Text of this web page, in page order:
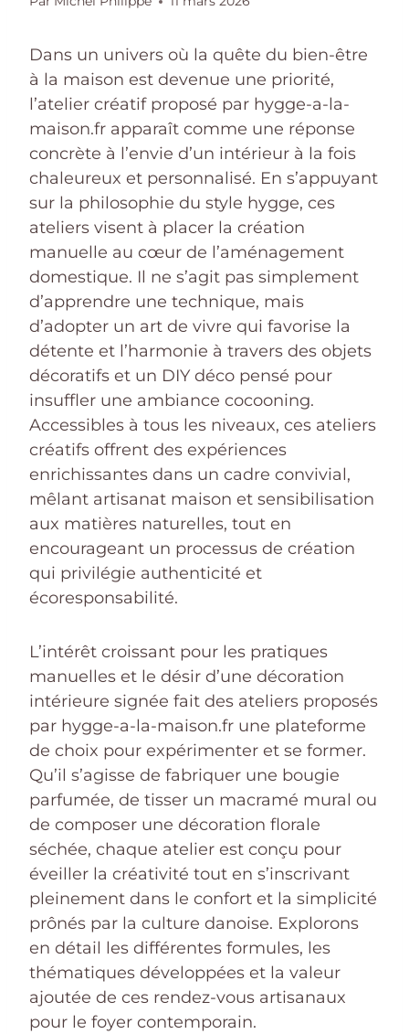
Dans un univers où la quête du bien-être
à la maison est devenue une priorité,
l’atelier créatif proposé par hygge-a-la-
maison.fr apparaît comme une réponse
concrète à l’envie d’un intérieur à la fois
chaleureux et personnalisé. En s’appuyant
sur la philosophie du style hygge, ces
ateliers visent à placer la création
manuelle au cœur de l’aménagement
domestique. Il ne s’agit pas simplement
d’apprendre une technique, mais
d’adopter un art de vivre qui favorise la
détente et l’harmonie à travers des objets
décoratifs et un DIY déco pensé pour
insuffler une ambiance cocooning.
Accessibles à tous les niveaux, ces ateliers
créatifs offrent des expériences
enrichissantes dans un cadre convivial,
mêlant artisanat maison et sensibilisation
aux matières naturelles, tout en
encourageant un processus de création
qui privilégie authenticité et
écoresponsabilité.
L’intérêt croissant pour les pratiques
manuelles et le désir d’une décoration
intérieure signée fait des ateliers proposés
par hygge-a-la-maison.fr une plateforme
de choix pour expérimenter et se former.
Qu’il s’agisse de fabriquer une bougie
parfumée, de tisser un macramé mural ou
de composer une décoration florale
séchée, chaque atelier est conçu pour
éveiller la créativité tout en s’inscrivant
pleinement dans le confort et la simplicité
prônés par la culture danoise. Explorons
en détail les différentes formules, les
thématiques développées et la valeur
ajoutée de ces rendez-vous artisanaux
pour le foyer contemporain.